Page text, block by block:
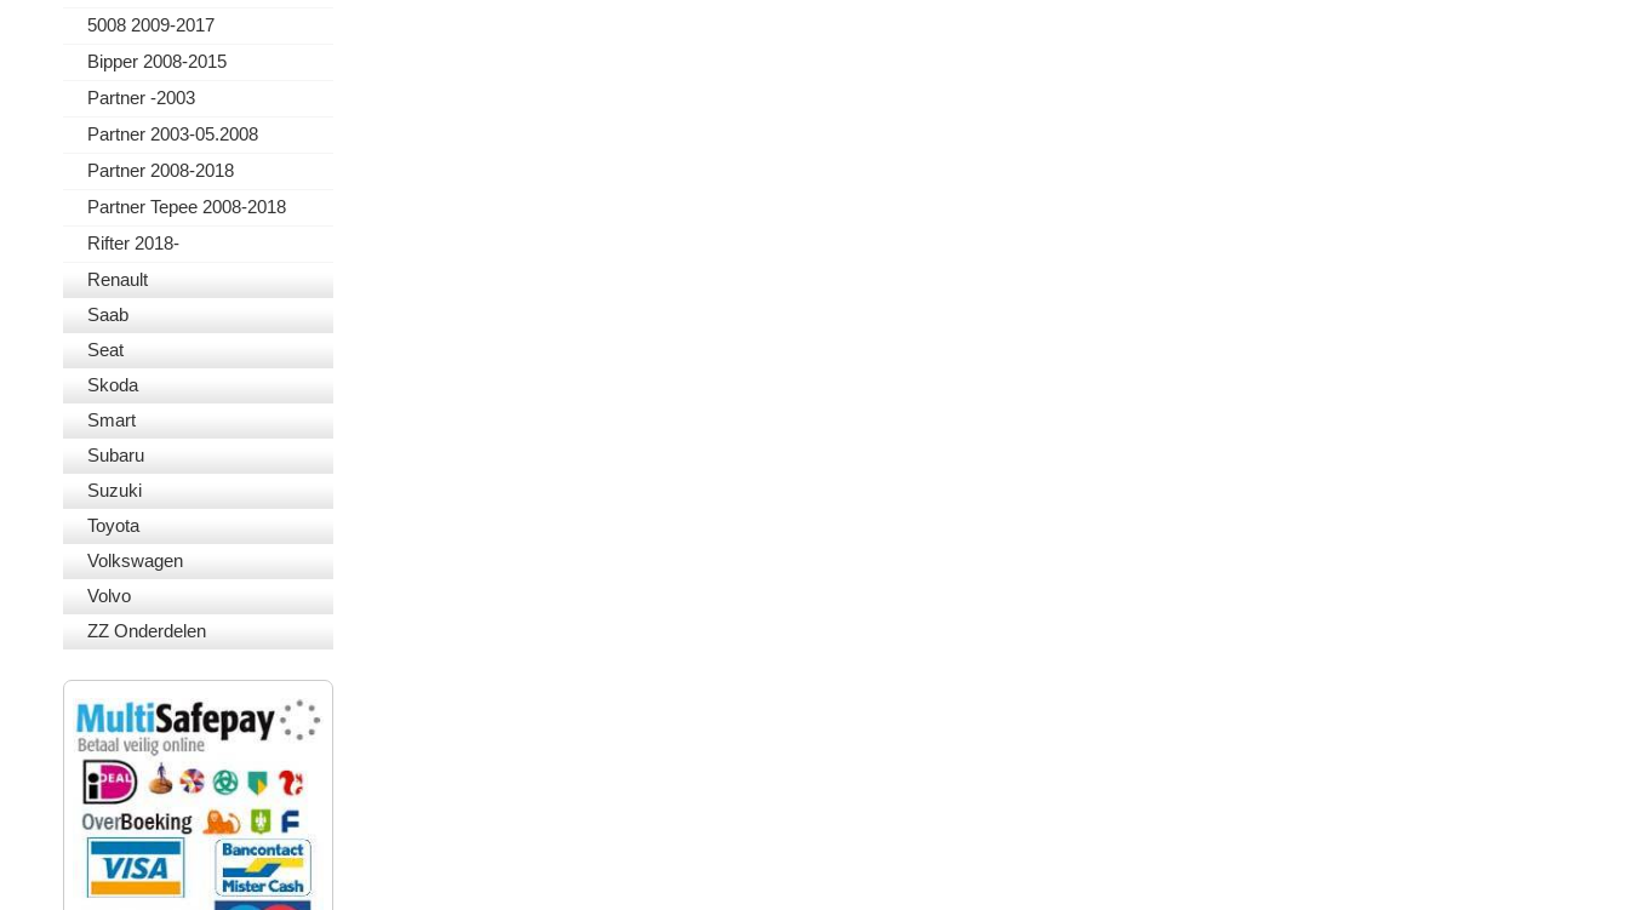
5008 2009-2017
Bipper 2008-2015
Partner -2003
Partner 2003-05.2008
Partner 2008-2018
Partner Tepee 2008-2018
Rifter 2018-
Renault
Saab
Seat
Skoda
Smart
Subaru
Suzuki
Toyota
Volkswagen
Volvo
ZZ Onderdelen